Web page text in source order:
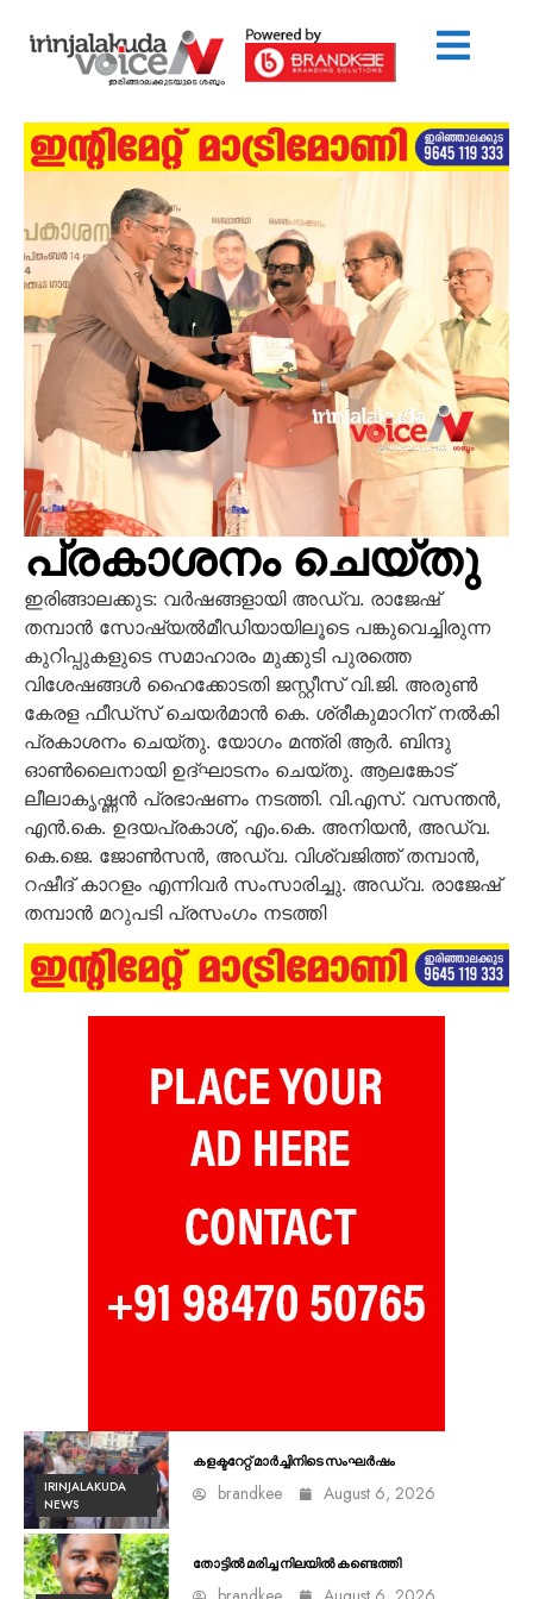
പ്രകാശനം ചെയ്തു
ഇരിങ്ങാലക്കുട: വര്‍ഷങ്ങളായി അഡ്വ. രാജേഷ്
തമ്പാന്‍ സോഷ്യല്‍മീഡിയായിലൂടെ പങ്കുവെച്ചിരുന്ന
കുറിപ്പുകളുടെ സമാഹാരം മുക്കുടി പുരത്തെ
വിശേഷങ്ങള്‍ ഹൈക്കോടതി ജസ്റ്റീസ് വി.ജി. അരുണ്‍
കേരള ഫീഡ്‌സ് ചെയര്‍മാന്‍ കെ. ശ്രീകുമാറിന് നല്‍കി
പ്രകാശനം ചെയ്തു. യോഗം മന്ത്രി ആര്‍. ബിന്ദു
ഓണ്‍ലൈനായി ഉദ്ഘാടനം ചെയ്തു. ആലങ്കോട്
ലീലാകൃഷ്ണന്‍ പ്രഭാഷണം നടത്തി. വി.എസ്. വസന്തന്‍,
എന്‍.കെ. ഉദയപ്രകാശ്, എം.കെ. അനിയന്‍, അഡ്വ.
കെ.ജെ. ജോണ്‍സന്‍, അഡ്വ. വിശ്വജിത്ത് തമ്പാന്‍,
റഷീദ് കാറളം എന്നിവര്‍ സംസാരിച്ചു. അഡ്വ. രാജേഷ്
തമ്പാന്‍ മറുപടി പ്രസംഗം നടത്തി
IRINJALAKUDA
NEWS
കളക്ടറേറ്റ് മാർച്ചിനിടെ സംഘർഷം
brandkee August 6, 2026
തോട്ടിൽ മരിച്ച നിലയിൽ കണ്ടെത്തി